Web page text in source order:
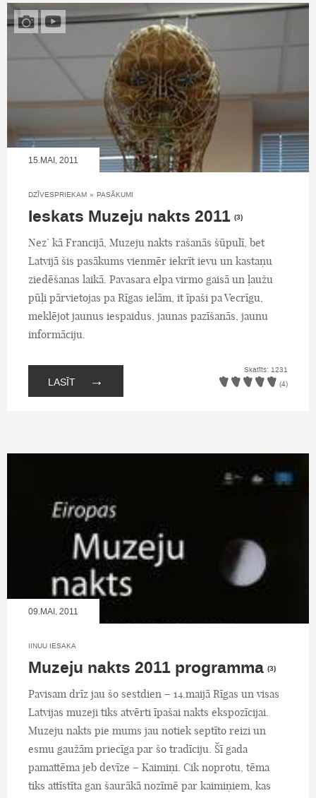
15.MAI, 2011
DZĪVESPRIEKAM » PASĀKUMI
Ieskats Muzeju nakts 2011 (3)
Nez’ kā Francijā, Muzeju nakts rašanās šūpulī, bet
Latvijā šis pasākums vienmēr iekrīt ievu un kastaņu
ziedēšanas laikā. Pavasara elpa virmo gaisā un ļaužu
pūļi pārvietojas pa Rīgas ielām, it īpaši pa Vecrīgu,
meklējot jaunus iespaidus, jaunas pazīšanās, jaunu
informāciju.
LASĪT →
Skatīts: 1231
(4)
09.MAI, 2011
IINUU IESAKA
Muzeju nakts 2011 programma (3)
Pavisam drīz jau šo sestdien – 14.maijā Rīgas un visas
Latvijas muzeji tiks atvērti īpašai nakts ekspozīcijai.
Muzeju nakts pie mums jau notiek septīto reizi un
esmu gaužām priecīga par šo tradīciju. Šī gada
pamattēma jeb devīze – Kaimiņi. Cik noprotu, tēma
tiks attīstīta gan šaurākā nozīmē par kaimiņiem, kas